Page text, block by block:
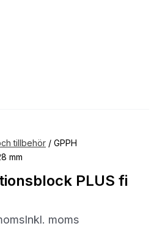
tillbehör / GPPH
mm
PLUS fi
Inkl. moms